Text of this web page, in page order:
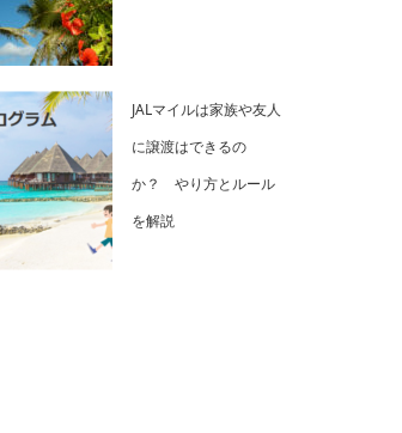
JALマイルは家族や友人
に譲渡はできるの
か？ やり方とルール
を解説